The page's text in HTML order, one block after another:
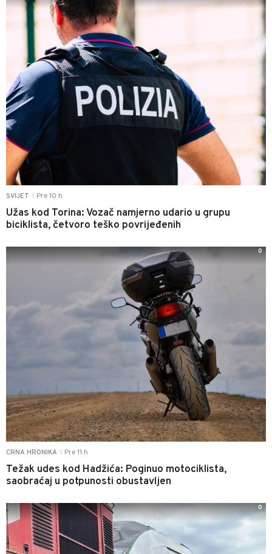
SVIJET Pre 10 h
Užas kod Torina: Vozač namjerno udario u grupu
biciklista, četvoro teško povrijeđenih
CRNA HRONIKA Pre 11 h
Težak udes kod Hadžića: Poginuo motociklista,
saobraćaj u potpunosti obustavljen
0
0